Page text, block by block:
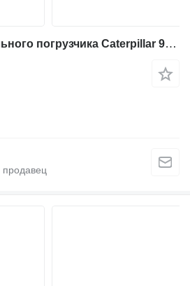
Крыло для фронтального погрузчика Caterpillar 924K